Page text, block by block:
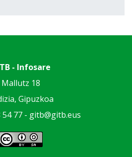
- Infosare
Mallutz 18
Gipuzkoa
54 77 - gitb@gitb.eus